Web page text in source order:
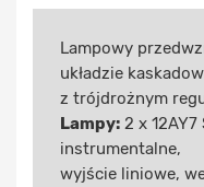
Lampowy
układzie
z trójdrożnym
Lampy: 2 x 12AY7
instrumentalne,
wyjście liniowe,